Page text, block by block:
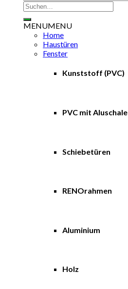
Suche
nach:
MENUMENU
Home
Haustüren
Fenster
Kunststoff (PVC)
PVC mit Aluschale
Schiebetüren
RENOrahmen
Aluminium
Holz